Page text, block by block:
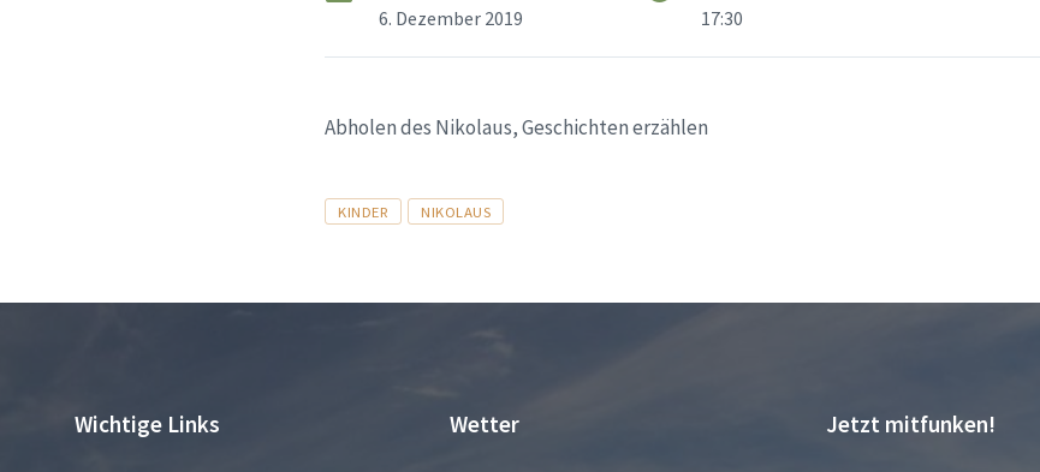
6. Dezember 2019 17:30
Abholen des Nikolaus, Geschichten erzählen
Tags
KINDER NIKOLAUS
Wichtige Links Wetter Jetzt mitfunken!